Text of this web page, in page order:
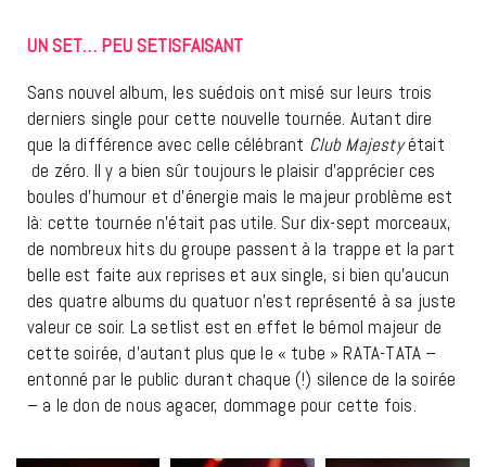
UN SET… PEU SETISFAISANT
Sans nouvel album, les suédois ont misé sur leurs trois
derniers single pour cette nouvelle tournée. Autant dire
que la différence avec celle célébrant Club Majestyétait
de zéro. Il y a bien sûr toujours le plaisir d’apprécier ces
boules d’humour et d’énergie mais le majeur problème est
là: cette tournée n’était pas utile. Sur dix-sept morceaux,
de nombreux hits du groupe passent à la trappe et la part
belle est faite aux reprises et aux single, si bien qu’aucun
des quatre albums du quatuor n’est représenté à sa juste
valeur ce soir. La setlist est en effet le bémol majeur de
cette soirée, d’autant plus que le « tube » RATA-TATA –
entonné par le public durant chaque (!) silence de la soirée
– a le don de nous agacer, dommage pour cette fois.